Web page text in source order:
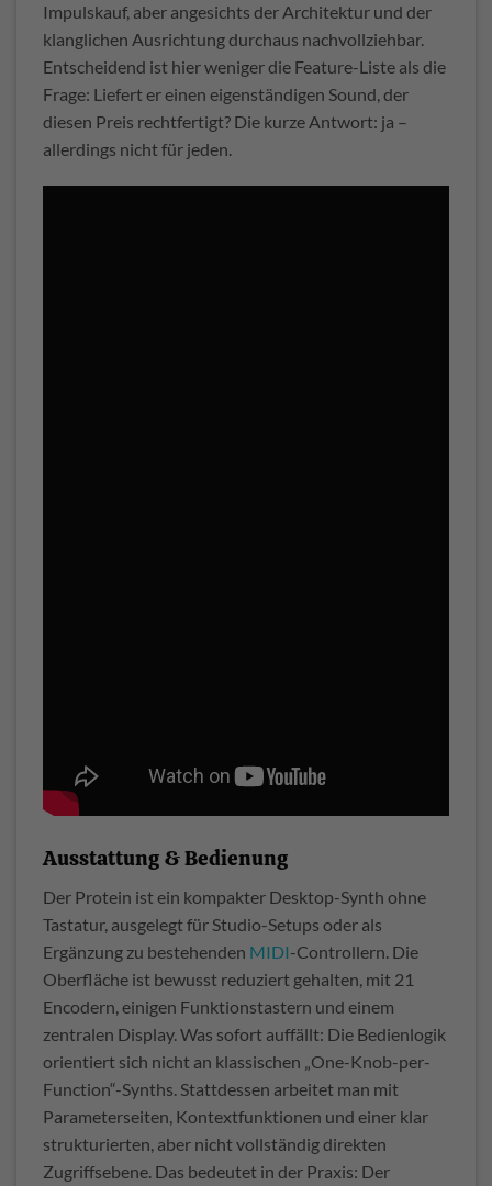
Impulskauf, aber angesichts der Architektur und der
klanglichen Ausrichtung durchaus nachvollziehbar.
Entscheidend ist hier weniger die Feature-Liste als die
Frage: Liefert er einen eigenständigen Sound, der
diesen Preis rechtfertigt? Die kurze Antwort: ja –
allerdings nicht für jeden.
Ausstattung & Bedienung
Der Protein ist ein kompakter Desktop-Synth ohne
Tastatur, ausgelegt für Studio-Setups oder als
Ergänzung zu bestehenden MIDI-Controllern. Die
Oberfläche ist bewusst reduziert gehalten, mit 21
Encodern, einigen Funktionstastern und einem
zentralen Display. Was sofort auffällt: Die Bedienlogik
orientiert sich nicht an klassischen „One-Knob-per-
Function“-Synths. Stattdessen arbeitet man mit
Parameterseiten, Kontextfunktionen und einer klar
strukturierten, aber nicht vollständig direkten
Zugriffsebene. Das bedeutet in der Praxis: Der